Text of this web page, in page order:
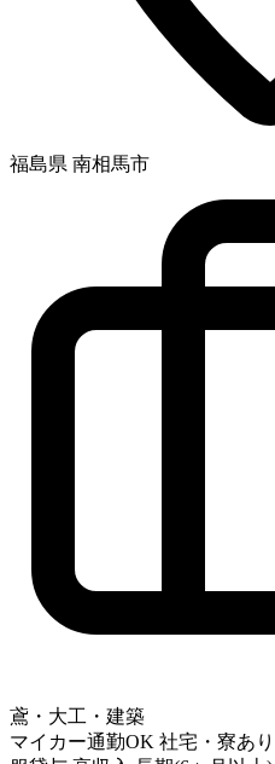
福島県 南相馬市
鳶・大工・建築
マイカー通勤OK 社宅・寮あり